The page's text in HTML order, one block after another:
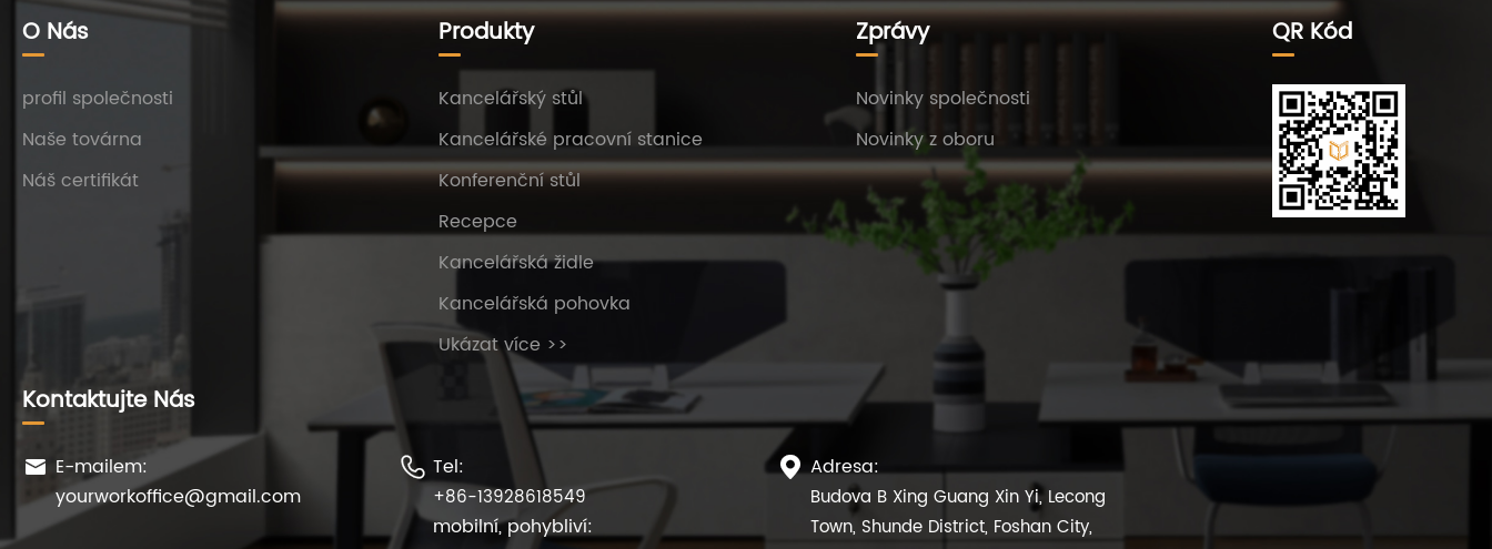
O Nás
profil společnosti
Naše továrna
Náš certifikát
Produkty
Kancelářský stůl
Kancelářské pracovní stanice
Konferenční stůl
Recepce
Kancelářská židle
Kancelářská pohovka
Ukázat více >>
Zprávy
Novinky společnosti
Novinky z oboru
QR Kód
Kontaktujte Nás
 E-mailem:
yourworkoffice@gmail.com
 Tel:
+86-13928618549
mobilní, pohybliví:
 Adresa:
Budova B Xing Guang Xin Yi, Lecong
Town, Shunde District, Foshan City,